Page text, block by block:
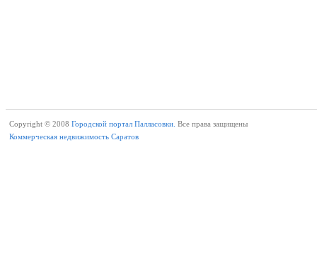
Copyright © 2008 Городской портал Палласовки. Все права защищены
Коммерческая недвижимость Саратов